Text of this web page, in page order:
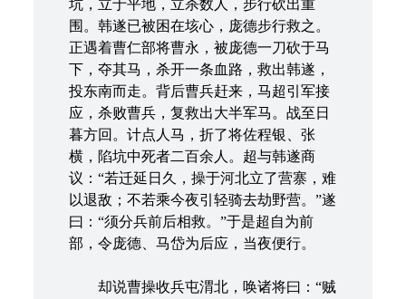
坑，立于平地，立杀数人，步行砍出重
围。韩遂已被困在垓心，庞德步行救之。
正遇着曹仁部将曹永，被庞德一刀砍于马
下，夺其马，杀开一条血路，救出韩遂，
投东南而走。背后曹兵赶来，马超引军接
应，杀败曹兵，复救出大半军马。战至日
暮方回。计点人马，折了将佐程银、张
横，陷坑中死者二百余人。超与韩遂商
议：“若迁延日久，操于河北立了营寨，难
以退敌；不若乘今夜引轻骑去劫野营。”遂
曰：“须分兵前后相救。”于是超自为前
部，令庞德、马岱为后应，当夜便行。
却说曹操收兵屯渭北，唤诸将曰：“贼